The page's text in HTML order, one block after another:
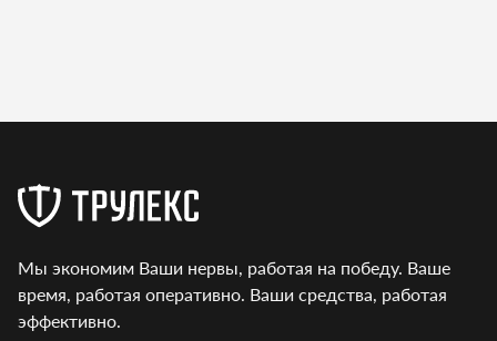
Мы экономим Ваши нервы, работая на победу. Ваше
время, работая оперативно. Ваши средства, работая
эффективно.